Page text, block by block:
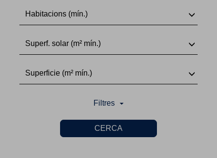
Habitacions (mín.)
Superf. solar (m² mín.)
Superficie (m² mín.)
Filtres
CERCA